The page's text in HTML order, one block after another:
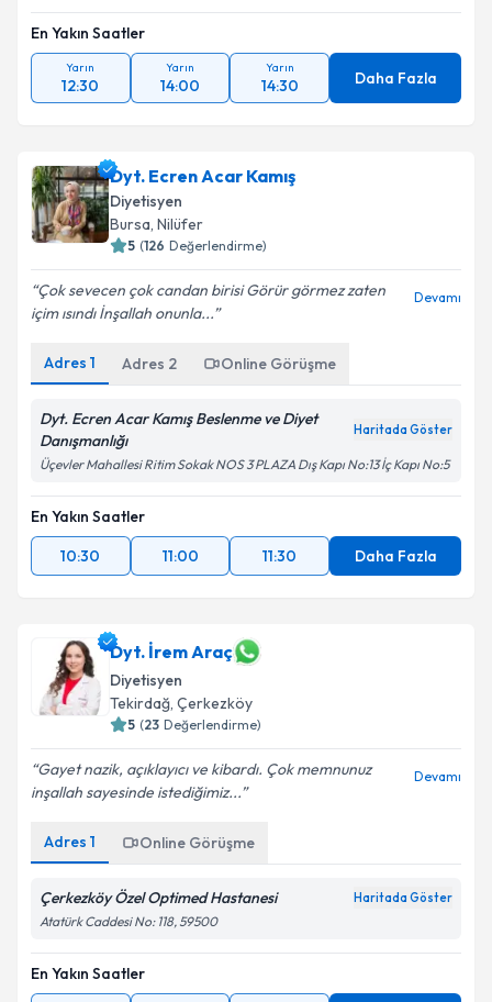
En Yakın Saatler
Yarın
12:30
Yarın
14:00
Yarın
14:30 Daha Fazla
Dyt. Ecren Acar Kamış
Diyetisyen
Bursa, Nilüfer
5 (126 Değerlendirme)
Çok sevecen çok candan birisi Görür görmez zaten
içim ısındı İnşallah onunla...
Devamı
Adres 1 Adres 2 Online Görüşme
Dyt. Ecren Acar Kamış Beslenme ve Diyet
Danışmanlığı
Haritada Göster
Üçevler Mahallesi Ritim Sokak NOS 3 PLAZA Dış Kapı No:13 İç Kapı No:5
En Yakın Saatler
10:30
11:00 11:30 Daha Fazla
Dyt. İrem Araç
Diyetisyen
Tekirdağ, Çerkezköy
5 (23 Değerlendirme)
Gayet nazik, açıklayıcı ve kibardı. Çok memnunuz
inşallah sayesinde istediğimiz...
Devamı
Adres 1 Online Görüşme
Çerkezköy Özel Optimed Hastanesi Haritada Göster
Atatürk Caddesi No: 118, 59500
En Yakın Saatler